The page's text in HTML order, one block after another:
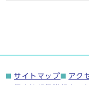
サイトマップ アク